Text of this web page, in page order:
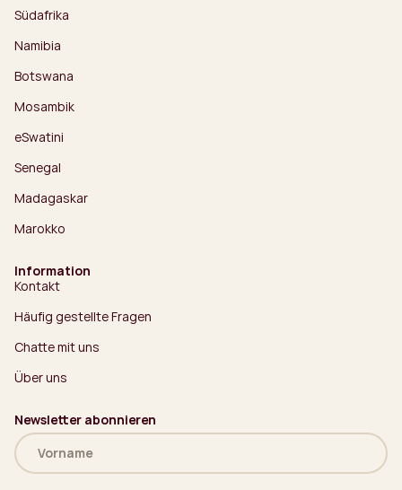
Südafrika
Namibia
Botswana
Mosambik
eSwatini
Senegal
Madagaskar
Marokko
Information
Kontakt
Häufig gestellte Fragen
Chatte mit uns
Über uns
Newsletter abonnieren
Name
(erforderlich)